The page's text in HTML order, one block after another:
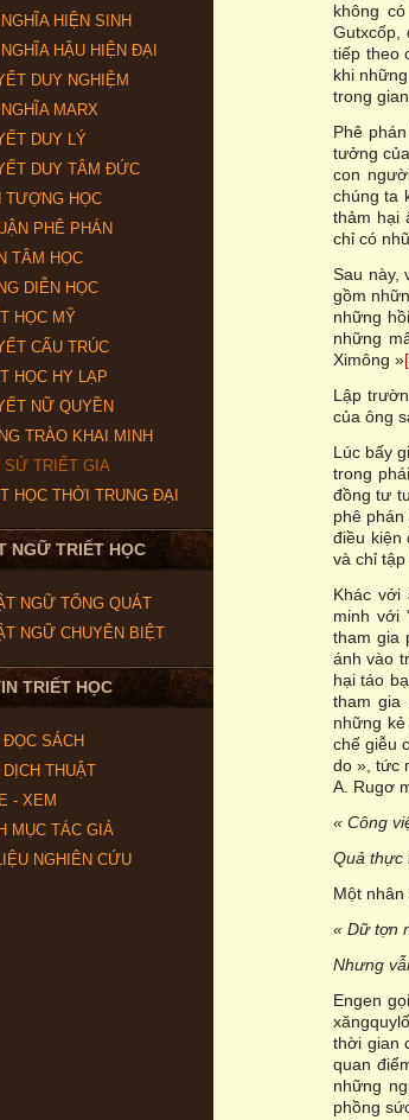
HIỆN SINH
HẬU HIỆN ĐẠI
DUY NGHIỆM
MARX
DUY LÝ
DUY TÂM ĐỨC
TƯỢNG HỌC
PHÊ PHÁN
TÂM HỌC
DIỄN HỌC
HỌC MỸ
CẤU TRÚC
HỌC HY LẠP
NỮ QUYỀN
TRÀO KHAI MINH
SỬ TRIẾT GIA
HỌC THỜI TRUNG ĐẠI
NGỮ TRIẾT HỌC
NGỮ TỔNG QUÁT
NGỮ CHUYÊN BIỆT
TRIẾT HỌC
ĐỌC SÁCH
DỊCH THUẬT
- XEM
MỤC TÁC GIẢ
NGHIÊN CỨU
không
Gutxcốp,
tiếp theo
khi
trong
Phê
tưởng
con
chúng ta
thảm hại
chỉ có
Sau này,
gồm
những
những
Ximông »
Lập
của ông
Lúc bấy
trong
đồng tư
phê
điều kiện
và chỉ
Khác với
minh với
tham gia
ánh vào
hại táo
tham gia
những
chế giễu
do », tức
A. Rugơ
« Công
Quả thực
Một nhân
« Dữ tợn
Nhưng
Engen
thời gian
quan
những
phồng